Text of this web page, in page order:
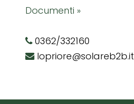
Documenti »
0362/332160
lopriore@solareb2b.it